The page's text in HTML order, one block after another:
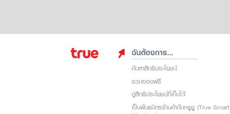
ฉันต้องการ...
ค้นหาสิทธิประโยชน์
รวมของฟรี
ดูสิทธิประโยชน์ที่เก็บไว้
เป็นพันธมิตรร้านค้ากับทรูยู (True Smart